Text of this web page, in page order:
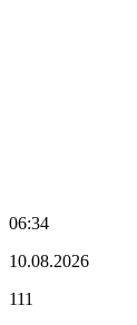
06:34
10.08.2026
111